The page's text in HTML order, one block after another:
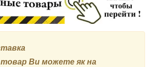
Ви можете як на